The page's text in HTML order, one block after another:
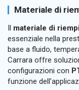
Materiale di
materiale di
essenziale nella
base a fluido,
Carrara offre
configurazioni con
funzione